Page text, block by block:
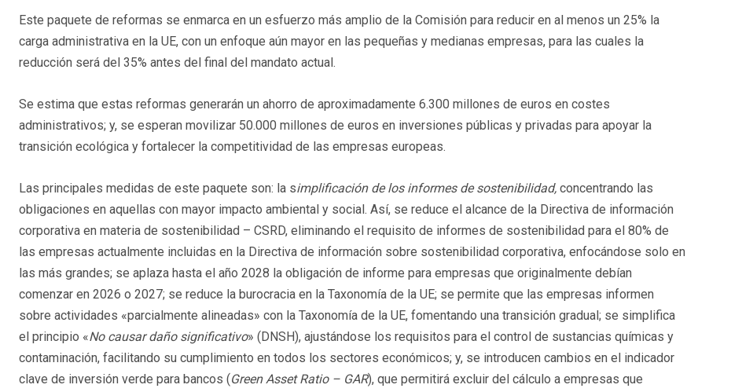
Este paquete de reformas se enmarca en un esfuerzo más amplio de la Comisión para reducir en al menos un 25% la
carga administrativa en la UE, con un enfoque aún mayor en las pequeñas y medianas empresas, para las cuales la
reducción será del 35% antes del final del mandato actual.
Se estima que estas reformas generarán un ahorro de aproximadamente 6.300 millones de euros en costes
administrativos; y, se esperan movilizar 50.000 millones de euros en inversiones públicas y privadas para apoyar la
transición ecológica y fortalecer la competitividad de las empresas europeas.
Las principales medidas de este paquete son: la simplificación de los informes de sostenibilidad, concentrando las
obligaciones en aquellas con mayor impacto ambiental y social. Así, se reduce el alcance de la Directiva de información
corporativa en materia de sostenibilidad – CSRD, eliminando el requisito de informes de sostenibilidad para el 80% de
las empresas actualmente incluidas en la Directiva de información sobre sostenibilidad corporativa, enfocándose solo en
las más grandes; se aplaza hasta el año 2028 la obligación de informe para empresas que originalmente debían
comenzar en 2026 o 2027; se reduce la burocracia en la Taxonomía de la UE; se permite que las empresas informen
sobre actividades «parcialmente alineadas» con la Taxonomía de la UE, fomentando una transición gradual; se simplifica
el principio «No causar daño significativo» (DNSH), ajustándose los requisitos para el control de sustancias químicas y
contaminación, facilitando su cumplimiento en todos los sectores económicos; y, se introducen cambios en el indicador
clave de inversión verde para bancos (Green Asset Ratio – GAR), que permitirá excluir del cálculo a empresas que